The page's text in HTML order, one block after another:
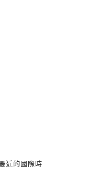
近的國際時